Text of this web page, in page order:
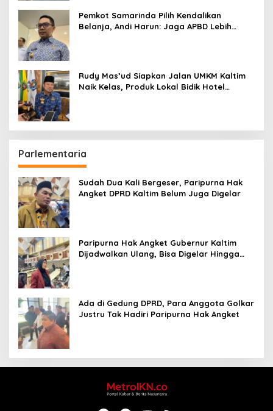
Pemkot Samarinda Pilih Kendalikan
Belanja, Andi Harun: Jaga APBD Lebih
Rudy Mas’ud Siapkan Jalan UMKM Kaltim
Naik Kelas, Produk Lokal Bidik Hotel
Parlementaria
Sudah Dua Kali Bergeser, Paripurna Hak
Angket DPRD Kaltim Belum Juga Digelar
Paripurna Hak Angket Gubernur Kaltim
Dijadwalkan Ulang, Bisa Digelar Hingga
Ada di Gedung DPRD, Para Anggota Golkar
Justru Tak Hadiri Paripurna Hak Angket